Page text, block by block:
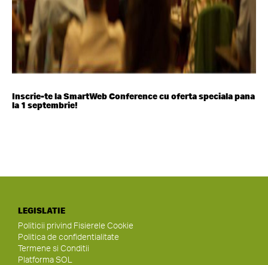
Inscrie-te la SmartWeb Conference cu oferta speciala pana
la 1 septembrie!
LEGISLATIE
Politicii privind Fisierele Cookie
Politica de confidentialitate
Termene si Conditii
Platforma SOL